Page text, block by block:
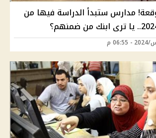
مدارس ستبدأ الدراسة فيها من